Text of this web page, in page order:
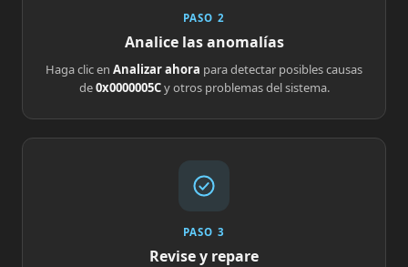
PASO 2
Analice las anomalías
Haga clic en Analizar ahora para detectar posibles causas
de0x0000005Cy otros problemas del sistema.
PASO 3
Revise y repare